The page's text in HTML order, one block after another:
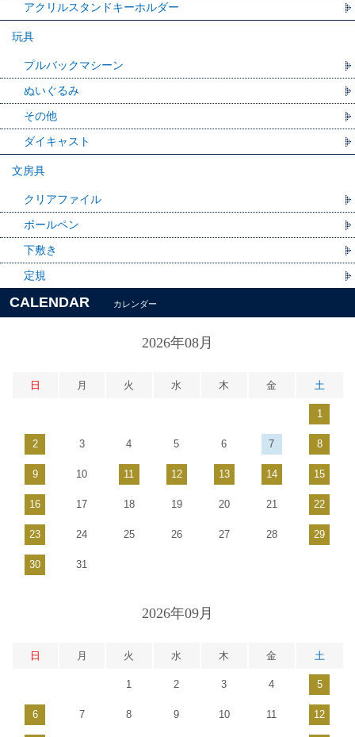
アクリルスタンドキーホルダー
玩具
プルバックマシーン
ぬいぐるみ
その他
ダイキャスト
文房具
クリアファイル
ボールペン
下敷き
定規
CALENDAR カレンダー
2026年08月
日 月 火 水 木 金 土
1
2 3 4 5 6 7 8
9 10 11 12 13 14 15
16 17 18 19 20 21 22
23 24 25 26 27 28 29
30 31
2026年09月
日 月 火 水 木 金 土
1 2 3 4 5
6 7 8 9 10 11 12